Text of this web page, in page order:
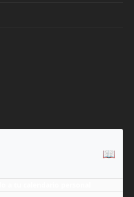
📖
a tu calendario personal